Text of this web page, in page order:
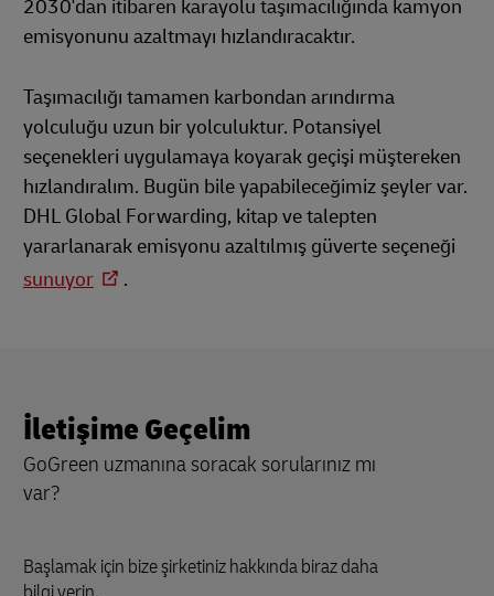
2030'dan itibaren karayolu taşımacılığında kamyon
emisyonunu azaltmayı hızlandıracaktır.
Taşımacılığı tamamen karbondan arındırma
yolculuğu uzun bir yolculuktur. Potansiyel
seçenekleri uygulamaya koyarak geçişi müştereken
hızlandıralım. Bugün bile yapabileceğimiz şeyler var.
DHL Global Forwarding, kitap ve talepten
yararlanarak emisyonu azaltılmış güverte seçeneği
sunuyor
.
İletişime Geçelim
GoGreen uzmanına soracak sorularınız mı
var?
Başlamak için bize şirketiniz hakkında biraz daha